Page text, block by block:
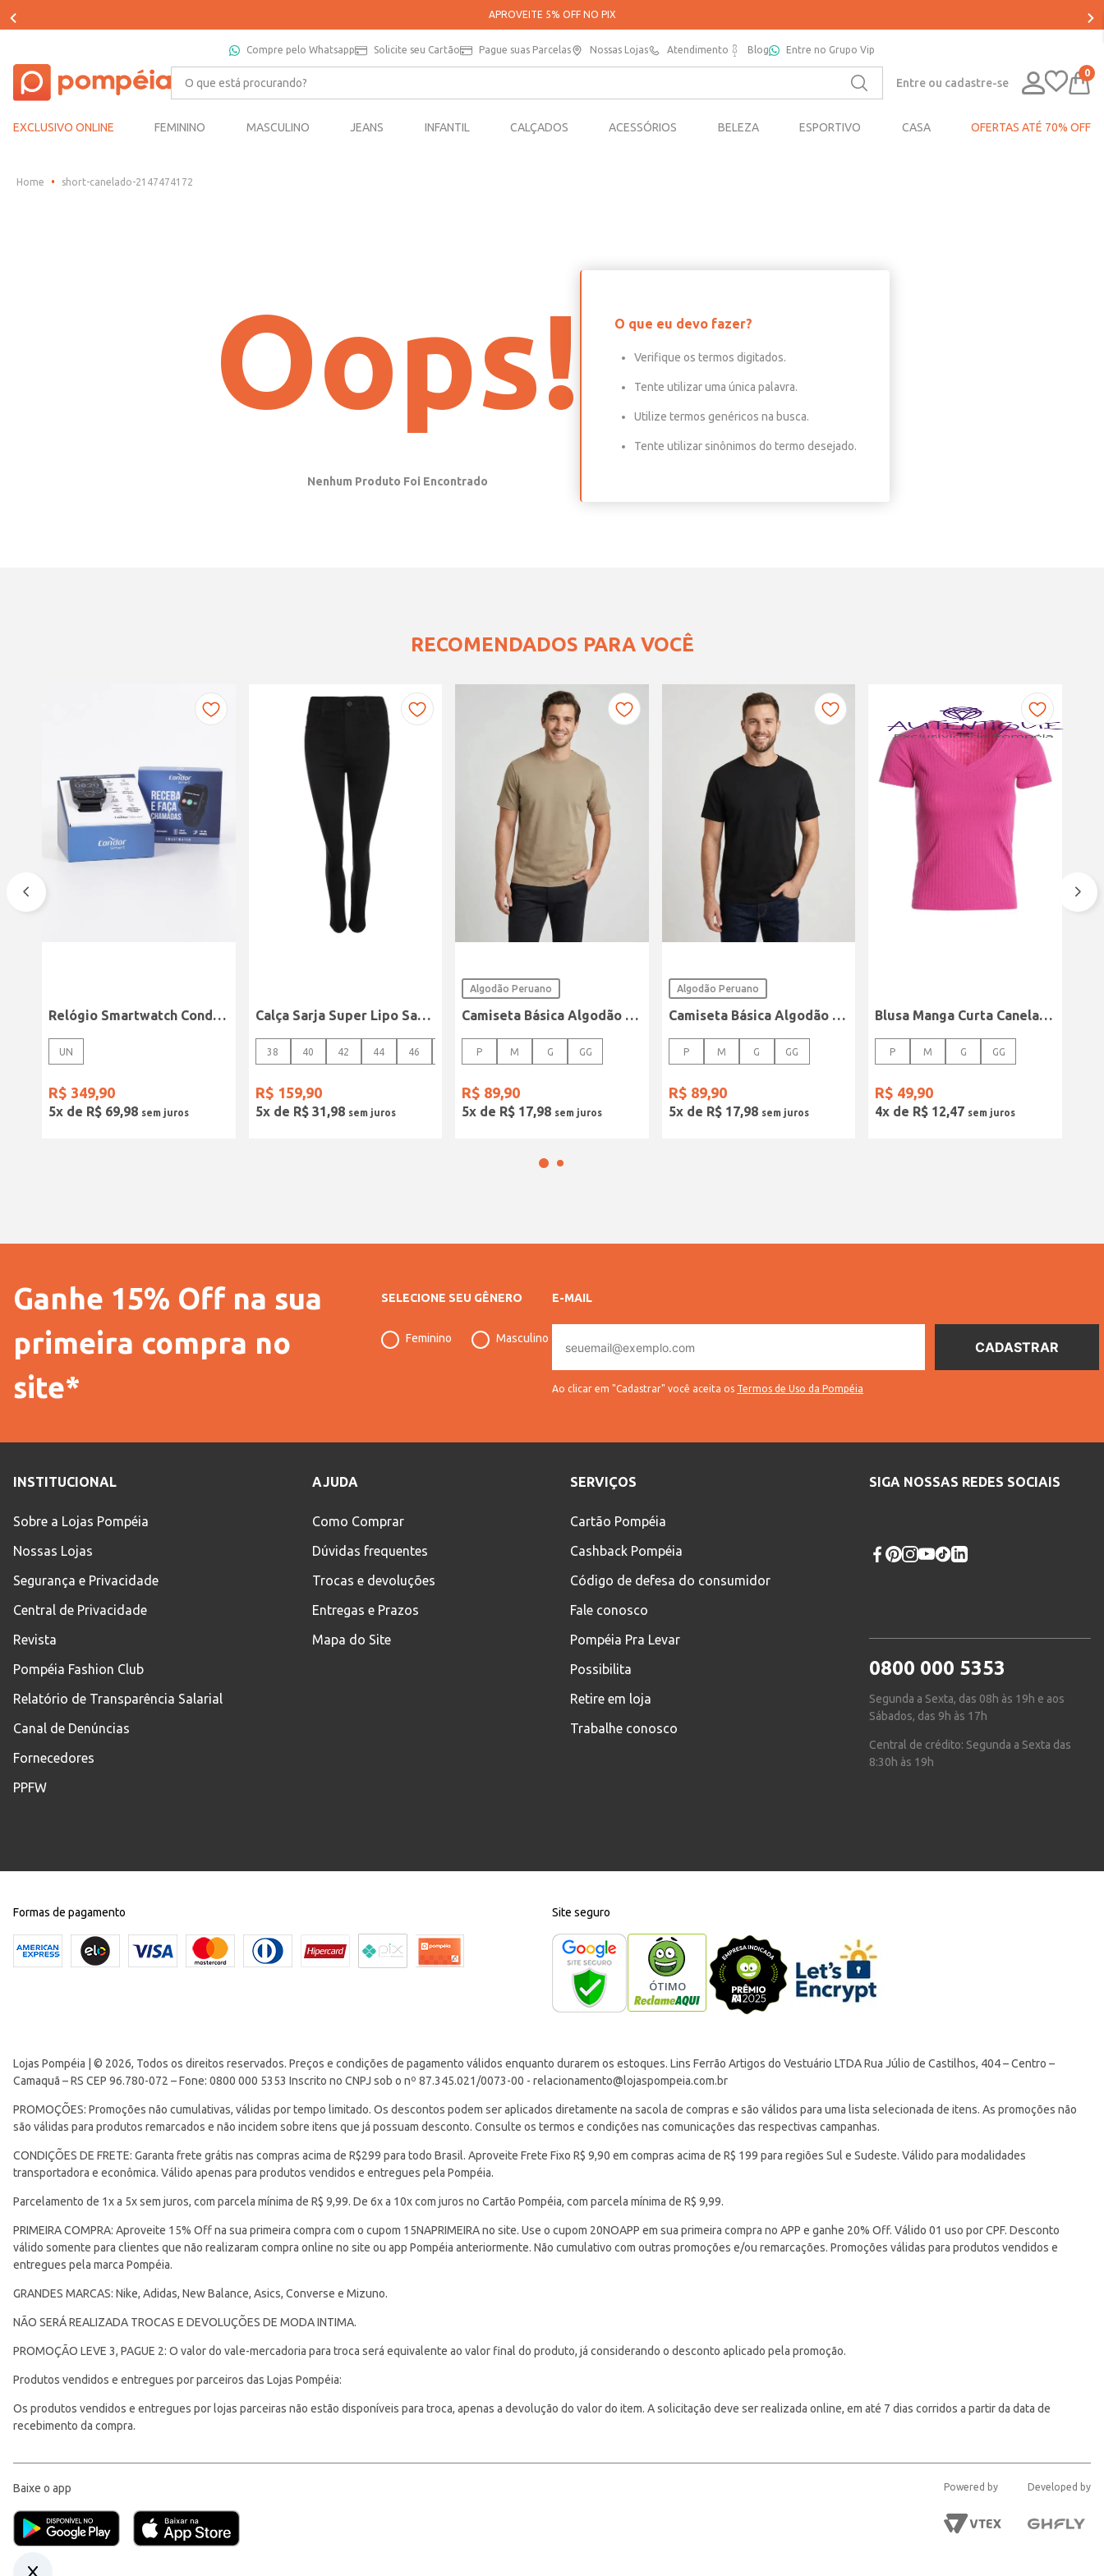
APROVEITE 5% OFF NO PIX
Compre pelo Whatsapp Solicite seu Cartão Pague suas Parcelas Nossas Lojas Atendimento Blog Entre no Grupo Vip
O que está procurando?
Entre ou cadastre-se
0
EXCLUSIVO ONLINE FEMININO MASCULINO JEANS INFANTIL CALÇADOS ACESSÓRIOS BELEZA ESPORTIVO CASA OFERTAS ATÉ 70% OFF
short-canelado-2147474172
Oops! O que eu devo fazer?
Verifique os termos digitados.
Tente utilizar uma única palavra.
Utilize termos genéricos na busca.
Tente utilizar sinônimos do termo desejado.
RECOMENDADOS PARA VOCÊ
Relógio Smartwatch Condor PRETO
UN
R$ 349,90
5x de R$ 69,98
Calça Sarja Super Lipo Sawary Feminina Preto
38 40 42 44 46
R$ 159,90
5x de R$ 31,98
Algodão Peruano
Camiseta Básica Algodão Peruano Elétron Masculina CAQUI
P M G GG
R$ 89,90
5x de R$ 17,98
Algodão Peruano
Camiseta Básica Algodão Peruano Elétron Masculina PRETO
P M G GG
R$ 89,90
5x de R$ 17,98
Blusa Manga Curta Canelada Autentique Feminina Rosa
P M G GG
R$ 49,90
4x de R$ 12,47
Ganhe 15% Off na sua
primeira compra no
site*
SELECIONE SEU GÊNERO
Feminino Masculino
E-MAIL
mail
Ao clicar em "Cadastrar" você aceita os Termos de Uso da Pompéia
INSTITUCIONAL
Sobre a Lojas Pompéia
Nossas Lojas
Segurança e Privacidade
Central de Privacidade
Revista
Pompéia Fashion Club
Relatório de Transparência Salarial
Canal de Denúncias
Fornecedores
PPFW
AJUDA
Como Comprar
Dúvidas frequentes
Trocas e devoluções
Entregas e Prazos
Mapa do Site
SERVIÇOS
Cartão Pompéia
Cashback Pompéia
Código de defesa do consumidor
Fale conosco
Pompéia Pra Levar
Possibilita
Retire em loja
Trabalhe conosco
SIGA NOSSAS REDES SOCIAIS
0800 000 5353
Segunda a Sexta, das 08h às 19h e aos
Sábados, das 9h às 17h
Central de crédito: Segunda a Sexta das
8:30h às 19h
Formas de pagamento Site seguro
Lojas Pompéia | © 2026, Todos os direitos reservados. Preços e condições de pagamento válidos enquanto durarem os estoques. Lins Ferrão Artigos do Vestuário LTDA Rua Júlio de Castilhos, 404 – Centro –
Camaquã – RS CEP 96.780-072 – Fone: 0800 000 5353 Inscrito no CNPJ sob o nº 87.345.021/0073-00 - relacionamento@lojaspompeia.com.br
PROMOÇÕES: Promoções não cumulativas, válidas por tempo limitado. Os descontos podem ser aplicados diretamente na sacola de compras e são válidos para uma lista selecionada de itens. As promoções não
são válidas para produtos remarcados e não incidem sobre itens que já possuam desconto. Consulte os termos e condições nas comunicações das respectivas campanhas.
CONDIÇÕES DE FRETE: Garanta frete grátis nas compras acima de R$299 para todo Brasil. Aproveite Frete Fixo R$ 9,90 em compras acima de R$ 199 para regiões Sul e Sudeste. Válido para modalidades
transportadora e econômica. Válido apenas para produtos vendidos e entregues pela Pompéia.
Parcelamento de 1x a 5x sem juros, com parcela mínima de R$ 9,99. De 6x a 10x com juros no Cartão Pompéia, com parcela mínima de R$ 9,99.
PRIMEIRA COMPRA: Aproveite 15% Off na sua primeira compra com o cupom 15NAPRIMEIRA no site. Use o cupom 20NOAPP em sua primeira compra no APP e ganhe 20% Off. Válido 01 uso por CPF. Desconto
válido somente para clientes que não realizaram compra online no site ou app Pompéia anteriormente. Não cumulativo com outras promoções e/ou remarcações. Promoções válidas para produtos vendidos e
entregues pela marca Pompéia.
GRANDES MARCAS: Nike, Adidas, New Balance, Asics, Converse e Mizuno.
NÃO SERÁ REALIZADA TROCAS E DEVOLUÇÕES DE MODA INTIMA.
PROMOÇÃO LEVE 3, PAGUE 2: O valor do vale-mercadoria para troca será equivalente ao valor final do produto, já considerando o desconto aplicado pela promoção.
Produtos vendidos e entregues por parceiros das Lojas Pompéia:
Os produtos vendidos e entregues por lojas parceiras não estão disponíveis para troca, apenas a devolução do valor do item. A solicitação deve ser realizada online, em até 7 dias corridos a partir da data de
recebimento da compra.
Baixe o app Powered by Developed by